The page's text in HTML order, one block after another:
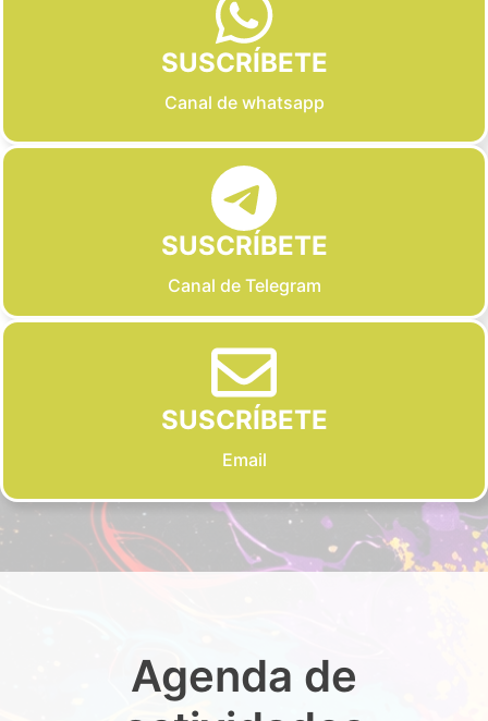
SUSCRÍBETE
Canal de whatsapp
SUSCRÍBETE
Canal de Telegram
SUSCRÍBETE
Email
Agenda de